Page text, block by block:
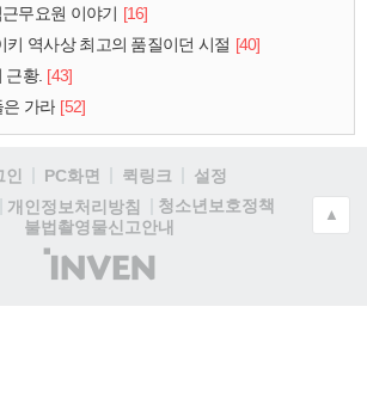
무요원 이야기 [16]
키 역사상 최고의 품질이던 시절 [40]
근황. [43]
은 가라 [52]
PC화면 퀵링크
설정
개인정보처리방침
청소년보호정책
불법촬영물신고안내
(주)
인
▲